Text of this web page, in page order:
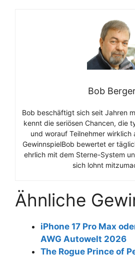
Bob
Bob beschäftigt sich seit Jahren
kennt die seriösen Chancen, die
und worauf Teilnehmer wirklich
GewinnspielBob bewertet er
ehrlich mit dem Sterne-System
sich lohnt
Ähnliche
iPhone 17 Pro Max
AWG Autowelt 2026
The Rogue Prince of